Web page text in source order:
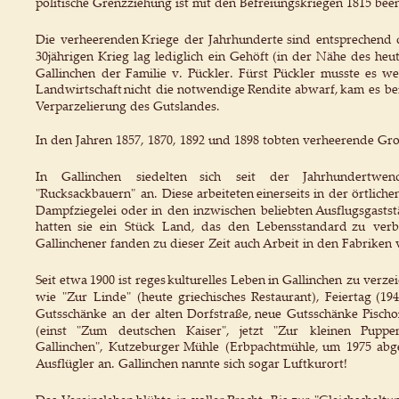
Die verheerenden Kriege der Jahrhunderte sind entsprechend
30jährigen Krieg lag lediglich ein Gehöft (in der Nähe des
Gallinchen der Familie v. Pückler. Fürst Pückler musste es
Landwirtschaftnicht die notwendigeRendite abwarf,kam es
Verparzelierung des Gutslandes.
In den Jahren 1857, 1870, 1892 und 1898 tobten verheerende
In Gallinchen siedelten sich seit der
"Rucksackbauern" an. Diese arbeiteten einerseits in der
Dampfziegelei oder in den inzwischen beliebten
hatten sie ein Stück Land, das den Lebensstandard zu
Gallinchener fanden zu dieser Zeit auch Arbeit in den Fabriken
Seit etwa 1900 ist regeskulturelles Lebenin Gallinchen zu
wie "Zur Linde" (heute griechisches Restaurant), Feiertag
Gutsschänke an der alten Dorfstraße, neue Gutsschänke
(einst "Zum deutschen Kaiser", jetzt "Zur kleinen
Gallinchen", Kutzeburger Mühle (Erbpachtmühle, um 1975
Ausflügler an. Gallinchen nannte sich sogar Luftkurort!